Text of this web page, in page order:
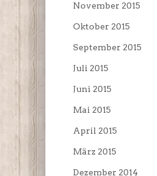
November 2015
Oktober 2015
September 2015
Juli 2015
Juni 2015
Mai 2015
April 2015
März 2015
Dezember 2014